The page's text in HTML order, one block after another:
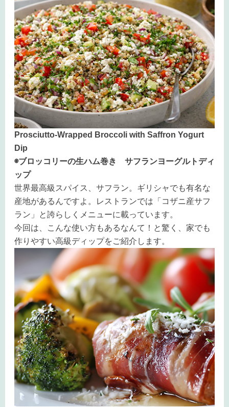
Prosciutto-Wrapped Broccoli with Saffron Yogurt
Dip
◉ブロッコリーの生ハム巻き サフランヨーグルトディ
ップ
世界最高級スパイス、サフラン。ギリシャでも有名な
産地があるんですよ。レストランでは「コザニ産サフ
ラン」と誇らしくメニューに載っています。
今回は、こんな使い方もあるなんて！と驚く、家でも
作りやすい高級ディップをご紹介します。